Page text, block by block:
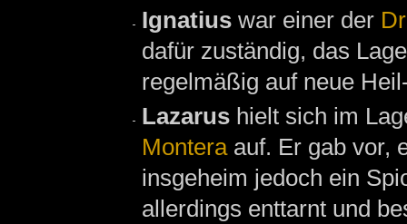
Ignatius war einer der
dafür zuständig, das
regelmäßig auf neue
Lazarus hielt sich im
Monteraauf. Er gab vor,
insgeheim jedoch ein
allerdings enttarnt und